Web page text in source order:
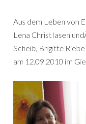
Aus dem Leben von
Lena Christ lasen
Scheib, Brigitte Riebe
am 12.09.2010 im